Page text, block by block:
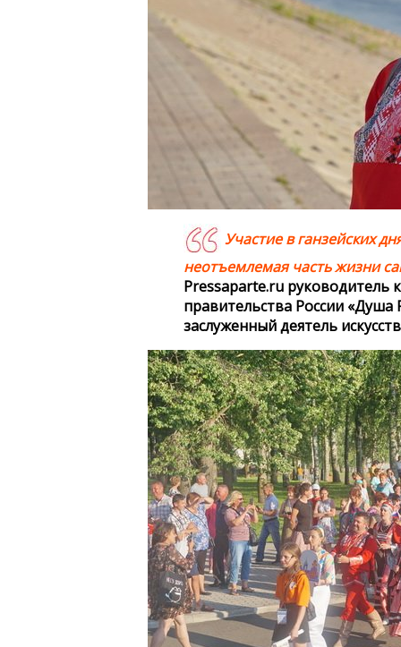
Участие в ганзейских
неотъемлемая часть жизни
Pressaparte.ru руководитель
правительства России «Душа
заслуженный деятель